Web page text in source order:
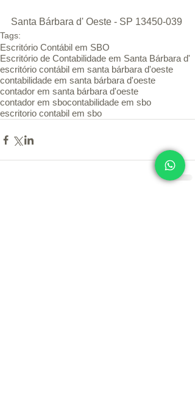
Santa Bárbara d' Oeste - SP 13450-039
Tags:
Escritório Contábil em SBO
Escritório de Contabilidade em Santa Bárbara d'
escritório contábil em santa bárbara d'oeste
contabilidade em santa bárbara d'oeste
contador em santa bárbara d'oeste
contador em sbocontabilidade em sbo
escritorio contabil em sbo